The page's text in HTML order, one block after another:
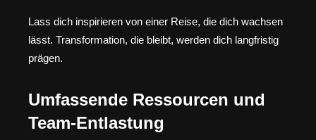
Lass dich inspirieren von einer Reise, die dich wachsen
lässt. Transformation, die bleibt, werden dich langfristig
prägen.
Umfassende Ressourcen und
Team-Entlastung